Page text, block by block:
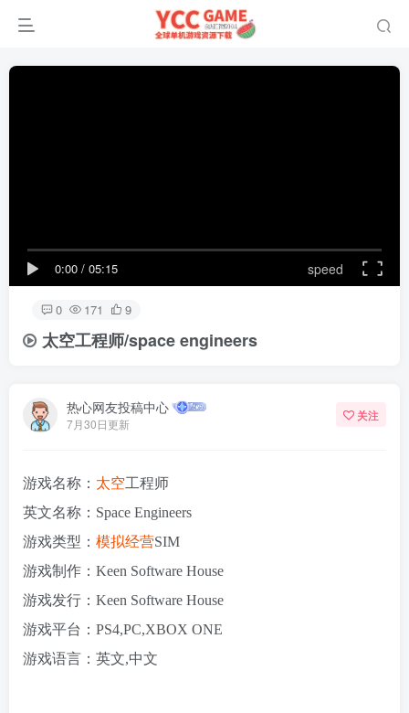
0:00 / 05:15 speed
0 171 9
太空工程师/space engineers
热心网友投稿中心
7月30日更新
关注
游戏名称： 太空工程师
英文名称：Space Engineers
游戏类型： 模拟经营SIM
游戏制作：Keen Software House
游戏发行：Keen Software House
游戏平台：PS4,PC,XBOX ONE
游戏语言：英文,中文